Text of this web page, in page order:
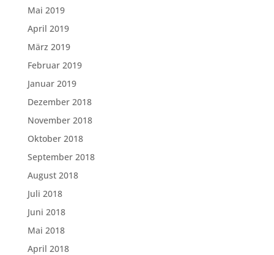
Mai 2019
April 2019
März 2019
Februar 2019
Januar 2019
Dezember 2018
November 2018
Oktober 2018
September 2018
August 2018
Juli 2018
Juni 2018
Mai 2018
April 2018